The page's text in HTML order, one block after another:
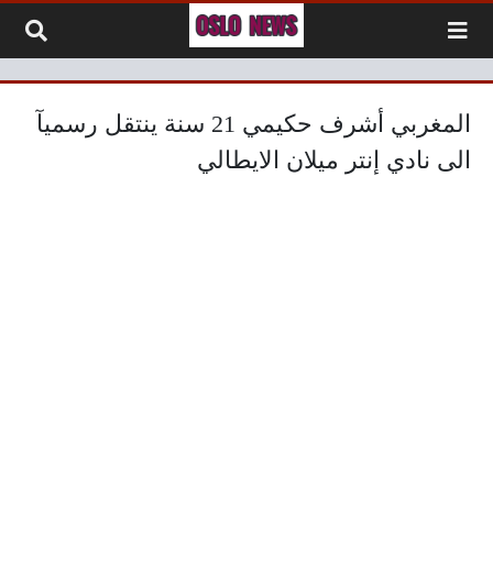
المغربي أشرف حكيمي 21 سنة ينتقل رسميآ
الى نادي إنتر ميلان الايطالي